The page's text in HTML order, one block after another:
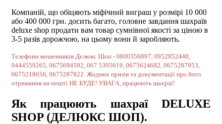
Компаній, що обіцяють міфічний виграш у розмірі 10 000
або 400 000 грн. досить багато, головне завдання шахраїв
deluxe shop продати вам товар сумнівної якості за ціною в
3-5 разів дорожчою, на цьому вони й заробляють.
Телефони мошенників Делюкс Шоп - 0800356897, 0952952448,
0444559265, 0675694592, 067 5395619, 0675624682, 0675287953,
0675218656, 0675287822 . Жодних призів та документації про його
отримання на пошті НЕ БУДЕ! УВАГА, працюють шахраї!
Як працюють шахраї DELUXE
SHOP (ДЕЛЮКС ШОП).